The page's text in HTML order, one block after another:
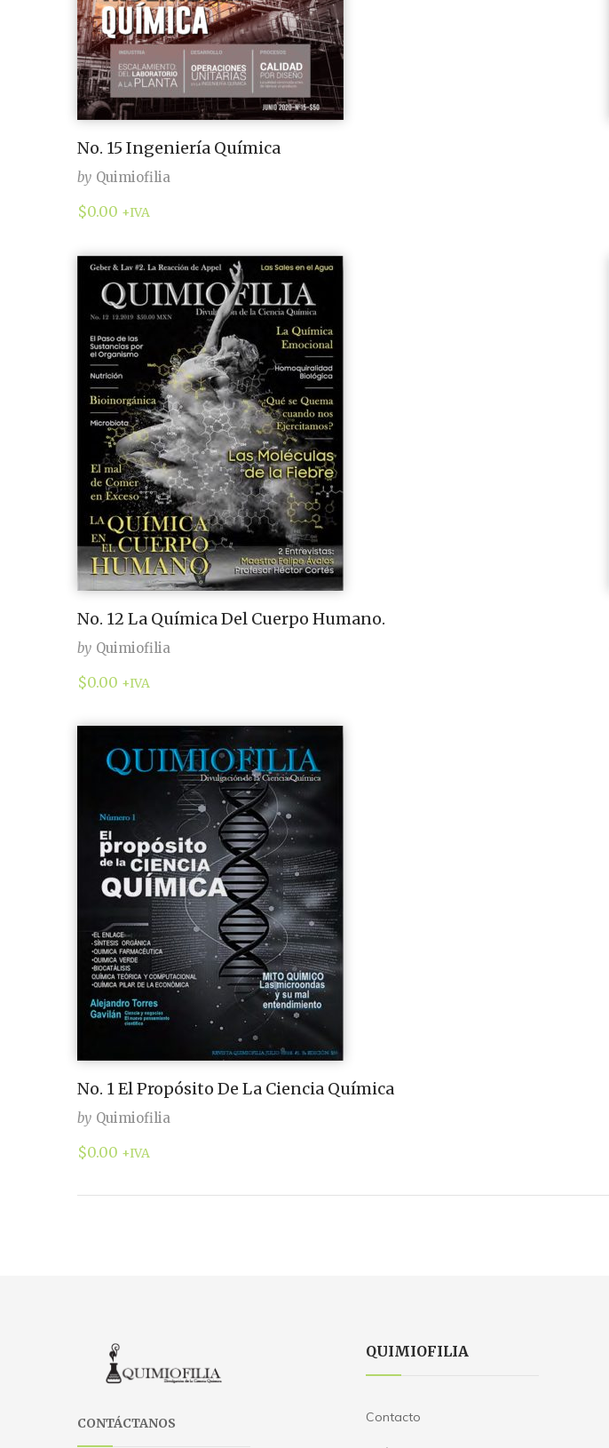
No. 15 Ingeniería Química
by Quimiofilia
$0.00 +IVA
No. 12 La Química Del Cuerpo Humano.
by Quimiofilia
$0.00 +IVA
No. 1 El Propósito De La Ciencia Química
by Quimiofilia
$0.00 +IVA
CONTÁCTANOS
QUIMIOFILIA
Contacto